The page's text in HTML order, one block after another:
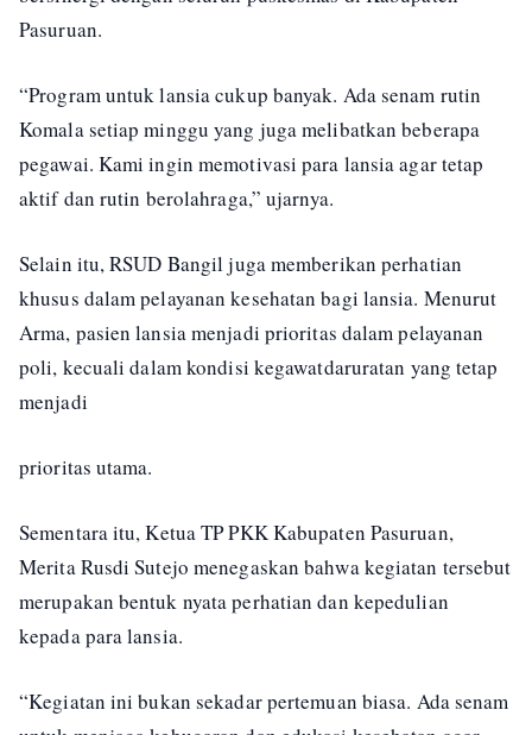
Pasuruan.
“Program untuk lansia cukup banyak. Ada senam rutin
Komala setiap minggu yang juga melibatkan beberapa
pegawai. Kami ingin memotivasi para lansia agar tetap
aktif dan rutin berolahraga,” ujarnya.
Selain itu, RSUD Bangil juga memberikan perhatian
khusus dalam pelayanan kesehatan bagi lansia. Menurut
Arma, pasien lansia menjadi prioritas dalam pelayanan
poli, kecuali dalam kondisi kegawatdaruratan yang tetap
menjadi
prioritas utama.
Sementara itu, Ketua TP PKK Kabupaten Pasuruan,
Merita Rusdi Sutejo menegaskan bahwa kegiatan tersebut
merupakan bentuk nyata perhatian dan kepedulian
kepada para lansia.
“Kegiatan ini bukan sekadar pertemuan biasa. Ada senam